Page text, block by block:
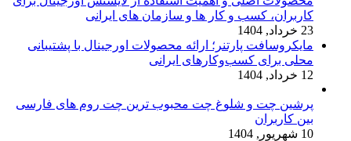
کاربران، کسب و کار ها و سازمان های ایرانی
23 خرداد, 1404
مایکروسافت پارتنر؛ ارائه محصولات اورجینال با پشتیبانی
محلی برای کسب‌وکارهای ایرانی
12 خرداد, 1404
پرشین چت و شلوغ چت محبوب ترین چت روم های فارسی
بین کاربران
10 شهریور, 1404